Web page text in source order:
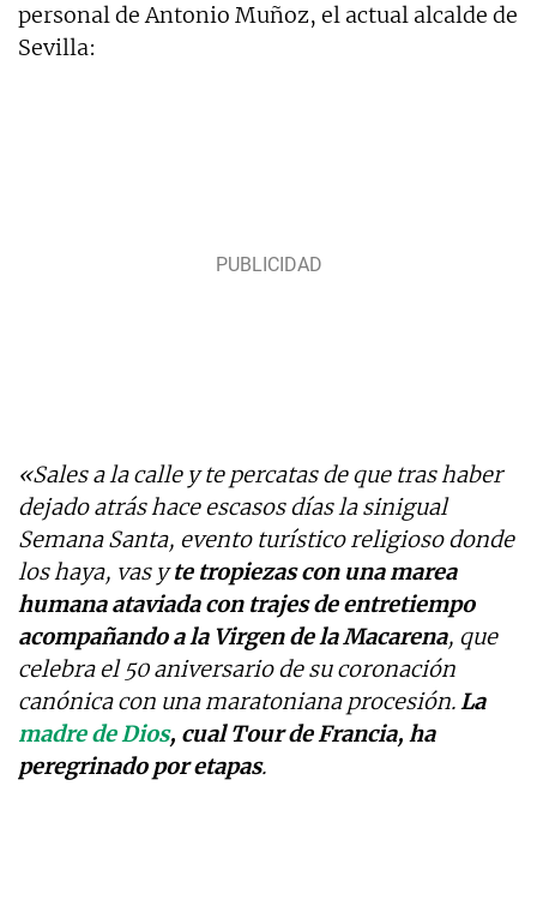
personal de Antonio Muñoz, el actual alcalde de
Sevilla:
«Sales a la calle y te percatas de que tras haber
dejado atrás hace escasos días la sinigual
Semana Santa, evento turístico religioso donde
los haya, vas yte tropiezas con una marea
humana ataviada con trajes de entretiempo
acompañando a la Virgen de la Macarena, que
celebra el 50 aniversario de su coronación
canónica con una maratoniana procesión.La
madre de Dios, cual Tour de Francia, ha
peregrinado por etapas.